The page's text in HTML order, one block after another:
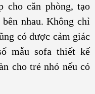
cho căn phòng, tạo
nhau. Không chỉ
có được cảm giác
mẫu sofa thiết kế
cho trẻ nhỏ nếu có